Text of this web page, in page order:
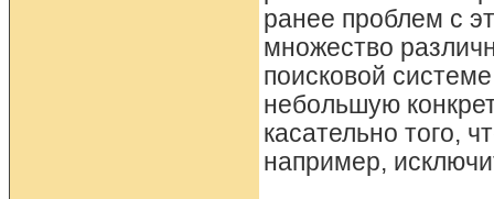
ранее проблем с
множество
поисковой
небольшую
касательно того,
например,